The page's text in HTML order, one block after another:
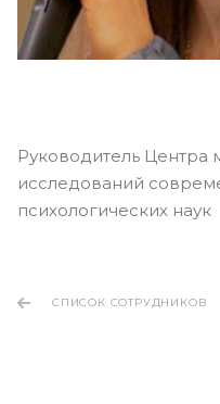
Руководитель
исследований
психологических наук
СПИСОК СОТРУДНИКОВ